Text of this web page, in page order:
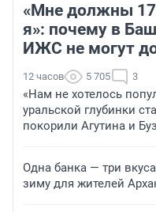
«Мне должны 17
я»: почему в
ИЖС не могут
12 часов 5 705 3
«Нам не хотелось
уральской глубинки
покорили Агутина и
Одна банка — три
зиму для жителей